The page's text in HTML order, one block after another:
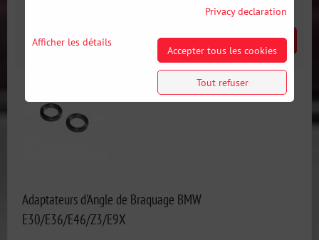
AJOUTER AU PANIER
Adaptateurs d'Angle de Braquage BMW
E30/E36/E46/Z3/E9X
Privacy declaration
Afficher les détails
Accepter tous les cookies
Tout refuser